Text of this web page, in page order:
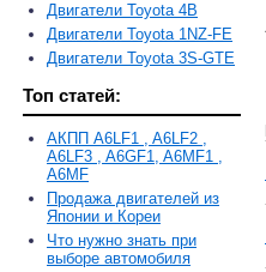
Двигатели Toyota 4B
Двигатели Toyota 1NZ-FE
Двигатели Toyota 3S-GTE
Топ статей:
АКПП A6LF1 , A6LF2 ,
A6LF3 , A6GF1, A6MF1 ,
A6MF
Продажа двигателей из
Японии и Кореи
Что нужно знать при
выборе автомобиля